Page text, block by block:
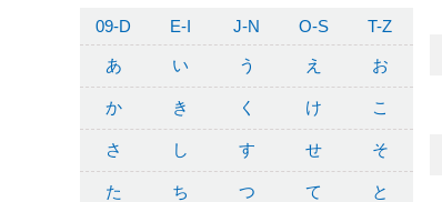
09-D E-I J-N O-S T-Z
あ い う え お
か き く け こ
さ し す せ そ
た ち つ て と